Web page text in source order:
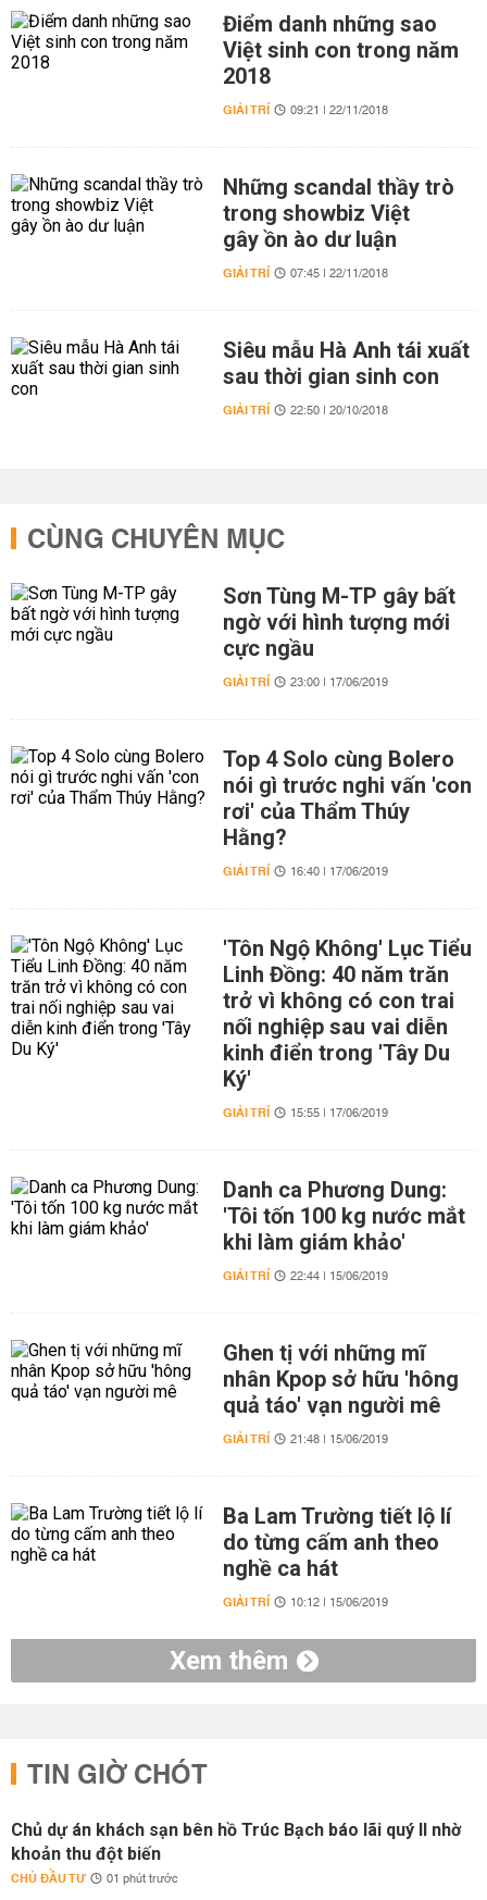
Điểm danh những sao
Việt sinh con trong năm
2018
GIẢI TRÍ 09:21 | 22/11/2018
Những scandal thầy trò
trong showbiz Việt
gây ồn ào dư luận
GIẢI TRÍ 07:45 | 22/11/2018
Siêu mẫu Hà Anh tái xuất
sau thời gian sinh con
GIẢI TRÍ 22:50 | 20/10/2018
CÙNG CHUYÊN MỤC
Sơn Tùng M-TP gây bất
ngờ với hình tượng mới
cực ngầu
GIẢI TRÍ 23:00 | 17/06/2019
Top 4 Solo cùng Bolero
nói gì trước nghi vấn 'con
rơi' của Thẩm Thúy
Hằng?
GIẢI TRÍ 16:40 | 17/06/2019
'Tôn Ngộ Không' Lục Tiểu
Linh Đồng: 40 năm trăn
trở vì không có con trai
nối nghiệp sau vai diễn
kinh điển trong 'Tây Du
Ký'
GIẢI TRÍ 15:55 | 17/06/2019
Danh ca Phương Dung:
'Tôi tốn 100 kg nước mắt
khi làm giám khảo'
GIẢI TRÍ 22:44 | 15/06/2019
Ghen tị với những mĩ
nhân Kpop sở hữu 'hông
quả táo' vạn người mê
GIẢI TRÍ 21:48 | 15/06/2019
Ba Lam Trường tiết lộ lí
do từng cấm anh theo
nghề ca hát
GIẢI TRÍ 10:12 | 15/06/2019
Xem thêm
TIN GIỜ CHÓT
Chủ dự án khách sạn bên hồ Trúc Bạch báo lãi quý II nhờ
khoản thu đột biến
CHỦ ĐẦU TƯ 01 phút trước